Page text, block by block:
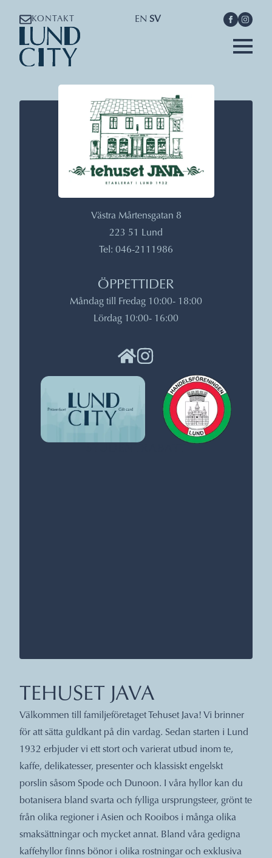
KONTAKT EN SV
TEHUSET JAVA
Välkommen till familjeföretaget Tehuset Java! Vi brinner
för att sätta guldkant på din vardag. Sedan starten i Lund
1932 erbjuder vi ett stort och varierat utbud inom te,
kaffe, delikatesser, presenter och klassiskt engelskt
porslin såsom Spode och Dunoon. I våra hyllor kan du
botanisera bland svarta och fylliga ursprungsteer, grönt te
från olika regioner i Asien och Rooibos i många olika
smaksättningar och mycket annat. Bland våra gedigna
kaffehyllor finns bönor i olika rostningar och exklusiva
Västra Mårtensgatan 8
223 51 Lund
Tel: 046-2111986
ÖPPETTIDER
Måndag till Fredag 10:00- 18:00
Lördag 10:00- 16:00